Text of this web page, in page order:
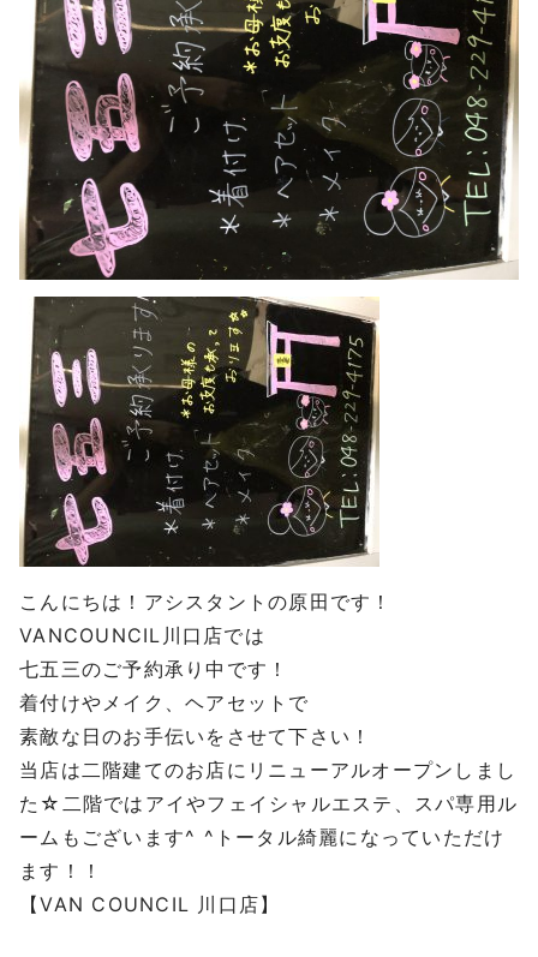
こんにちは！アシスタントの原田です！
VANCOUNCIL川口店では
七五三のご予約承り中です！
着付けやメイク、ヘアセットで
素敵な日のお手伝いをさせて下さい！
当店は二階建てのお店にリニューアルオープンしまし
た☆二階ではアイやフェイシャルエステ、スパ専用ル
ームもございます^ ^トータル綺麗になっていただけ
ます！！
【VAN COUNCIL 川口店】